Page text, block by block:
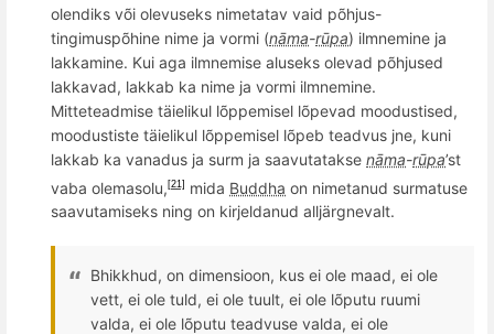
olendiks või olevuseks nimetatav vaid põhjus-
tingimuspõhine nime ja vormi (nāma-rūpa) ilmnemine ja
lakkamine. Kui aga ilmnemise aluseks olevad põhjused
lakkavad, lakkab ka nime ja vormi ilmnemine.
Mitteteadmise täielikul lõppemisel lõpevad moodustised,
moodustiste täielikul lõppemisel lõpeb teadvus jne, kuni
lakkab ka vanadus ja surm ja saavutatakse nāma-rūpa’st
vaba olemasolu, [21] mida Buddha on nimetanud surmatuse
saavutamiseks ning on kirjeldanud alljärgnevalt.
Bhikkhud, on dimensioon, kus ei ole maad, ei ole
vett, ei ole tuld, ei ole tuult, ei ole lõputu ruumi
valda, ei ole lõputu teadvuse valda, ei ole